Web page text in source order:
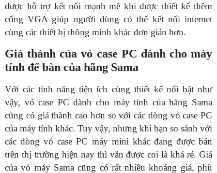
được hỗ trợ kết nối mạnh mẽ khi được thiết kế thêm
cổng VGA giúp người dùng có thể kết nối internet
cùng các thiết bị thông minh khác đơn giản hơn.
Giá thành của vỏ case PC dành cho máy
tính để bàn của hãng Sama
Với các tính năng tiện ích cùng thiết kế nổi bật như
vậy, vỏ case PC dành cho máy tính của hãng Sama
cũng có giá thành cao hơn so với các dòng vỏ case PC
của máy tính khác. Tuy vậy, nhưng khi bạn so sánh với
các dòng vỏ case PC máy mini khác đang được bán
trên thị trường hiện nay thì vẫn được coi là khá rẻ. Giá
của vỏ máy Sama cũng có rất nhiều khoảng giá, phù